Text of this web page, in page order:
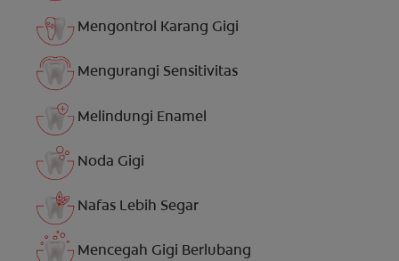
Mengontrol Karang Gigi
Mengurangi Sensitivitas
Melindungi Enamel
Noda Gigi
Nafas Lebih Segar
Mencegah Gigi Berlubang